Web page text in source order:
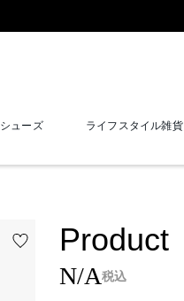
シューズ ライフスタイル雑貨
Product
N/A税込